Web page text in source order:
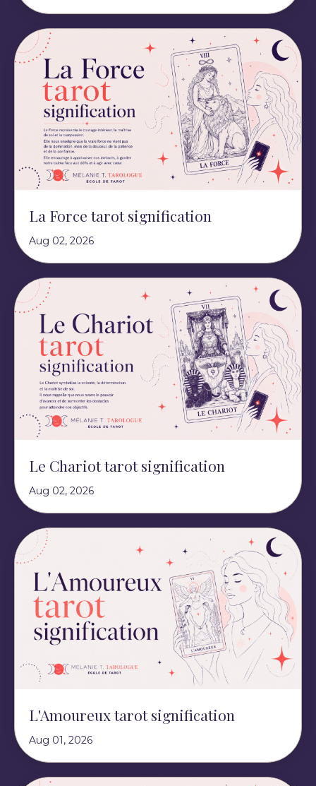
La Force tarot signification
Aug 02, 2026
Le Chariot tarot signification
Aug 02, 2026
L'Amoureux tarot signification
Aug 01, 2026